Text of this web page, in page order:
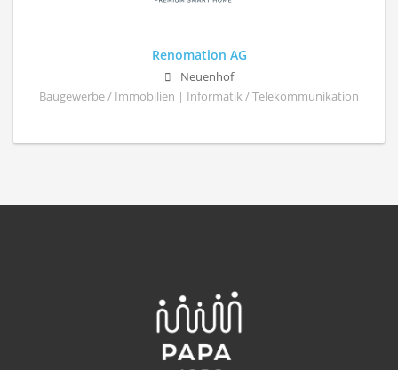
Renomation AG
Neuenhof
Baugewerbe / Immobilien | Informatik / Telekommunikation